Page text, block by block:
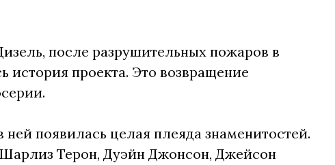
после разрушительных пожаров в
история проекта. Это возвращение
появилась целая плеяда знаменитостей.
Терон, Дуэйн Джонсон, Джейсон